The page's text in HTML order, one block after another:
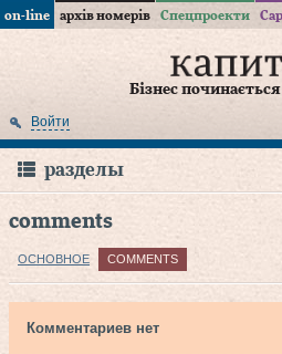
on-line архів номерів Спецпроекти
Бізнес
Войти
разделы
comments
ОСНОВНОЕ COMMENTS
Комментариев нет